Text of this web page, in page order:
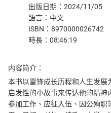
出版日期：2024/11/05
語言：中文
ISBN：8970000026742
時長：08:46:19
内容简介：
本书以雷锋成长历程和人生发
启发性的小故事来传达他的精神
参加工作、应征入伍、因公殉职